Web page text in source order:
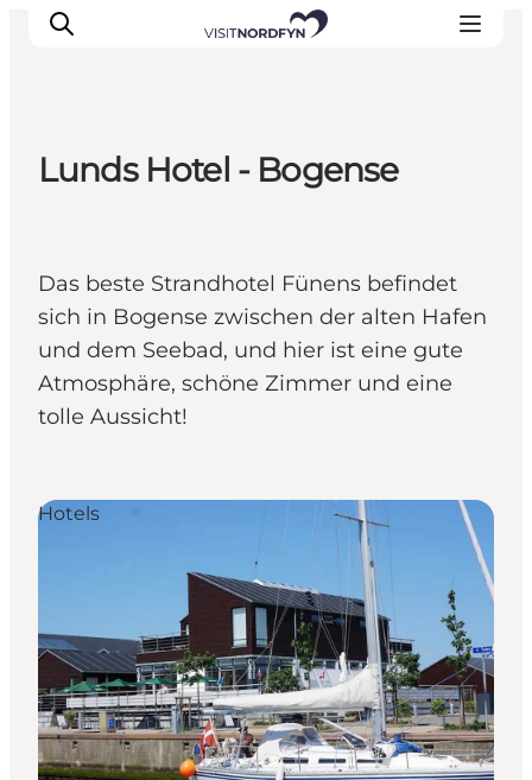
Essen und Trinken
Unterkünfte
Erlebnisbuchung
Für Kinder
Lunds Hotel - Bogense
Das beste Strandhotel Fünens befindet
sich in Bogense zwischen der alten Hafen
und dem Seebad, und hier ist eine gute
Atmosphäre, schöne Zimmer und eine
tolle Aussicht!
Hotels